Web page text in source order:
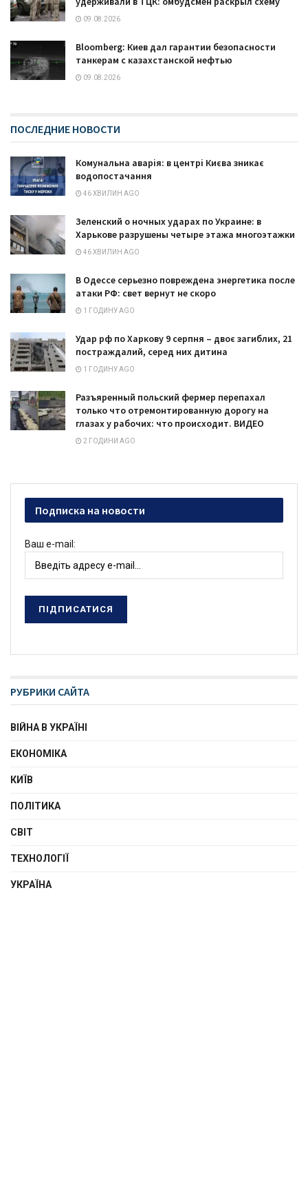
09.08.2026
Bloomberg: Киев дал гарантии безопасности
танкерам с казахстанской нефтью
09.08.2026
ПОСЛЕДНИЕ НОВОСТИ
Комунальна аварія: в центрі Києва зникає
водопостачання
46 ХВИЛИН AGO
Зеленский о ночных ударах по Украине: в
Харькове разрушены четыре этажа многоэтажки
46 ХВИЛИН AGO
В Одессе серьезно повреждена энергетика после
атаки РФ: свет вернут не скоро
1 ГОДИНУ AGO
Удар рф по Харкову 9 серпня – двоє загиблих, 21
постраждалий, серед них дитина
1 ГОДИНУ AGO
Разъяренный польский фермер перепахал
только что отремонтированную дорогу на
глазах у рабочих: что происходит. ВИДЕО
2 ГОДИНИ AGO
Подписка на новости
Ваш e-mail:
РУБРИКИ САЙТА
ВІЙНА В УКРАЇНІ
ЕКОНОМІКА
КИЇВ
ПОЛІТИКА
СВІТ
ТЕХНОЛОГІЇ
УКРАЇНА